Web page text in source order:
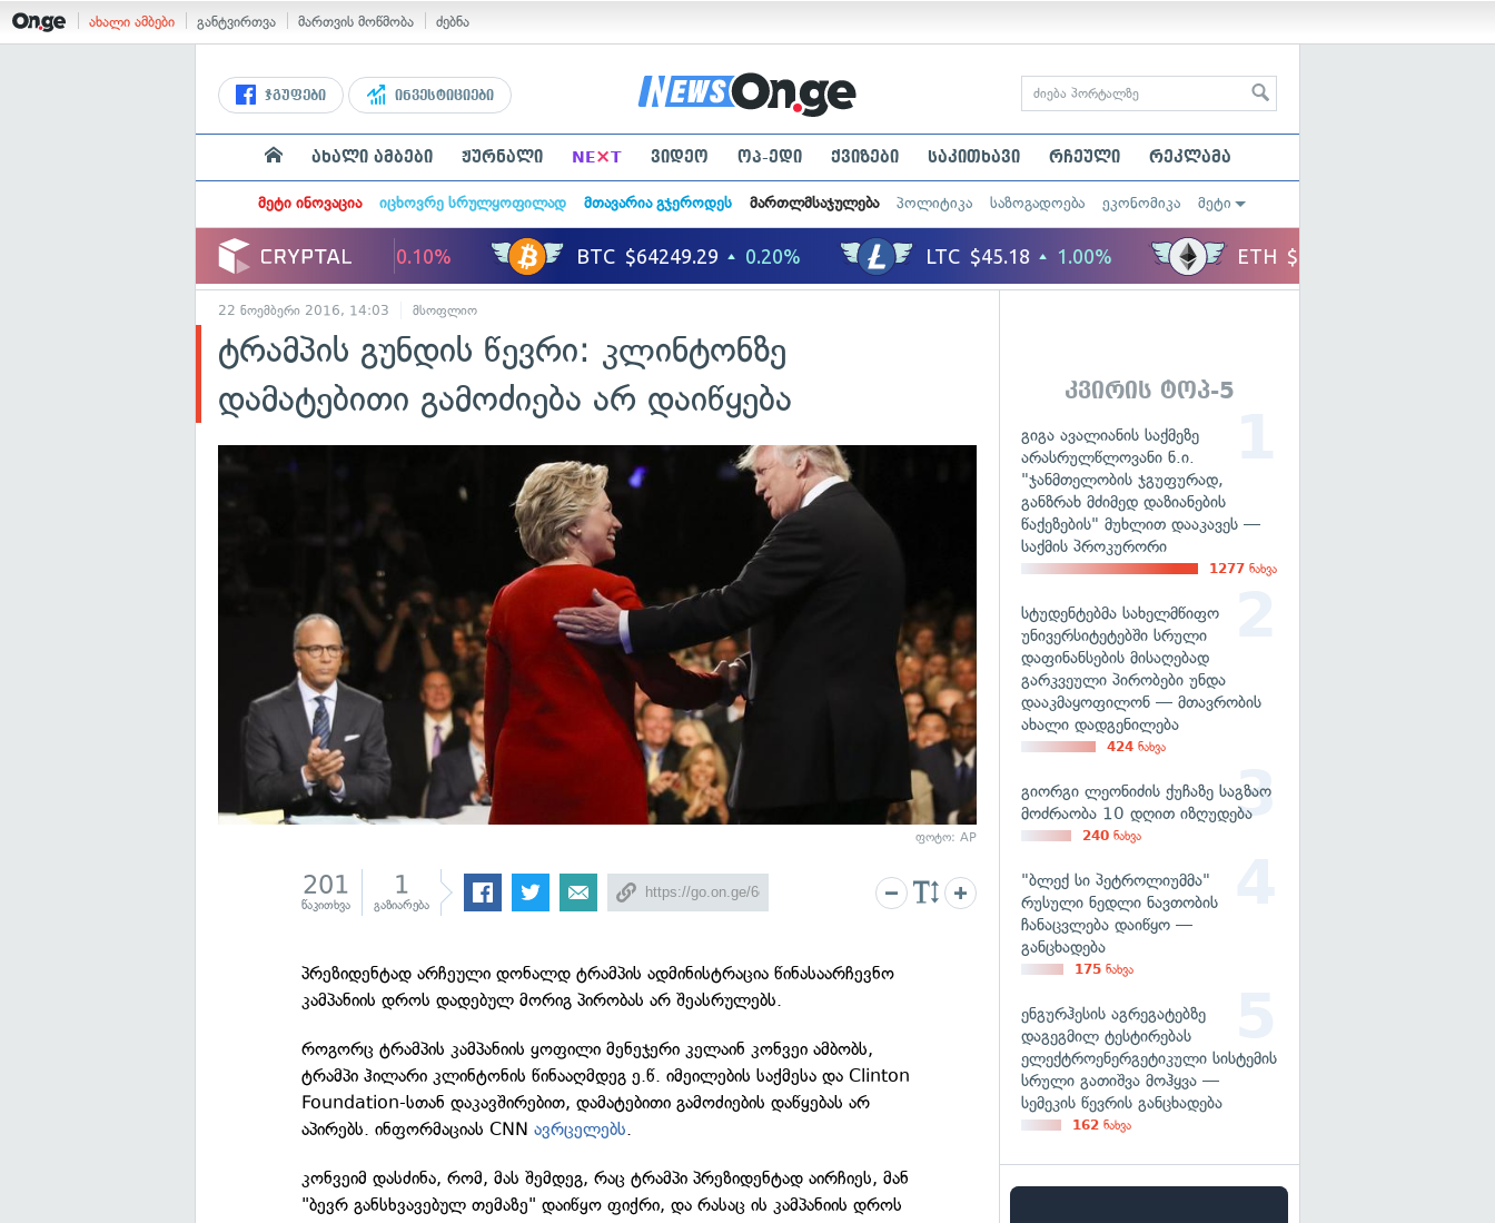
ახალი ამბები განტვირთვა მართვის მოწმობა ძებნა
ჯგუფები ინვესტიციები
ახალი ამბები ჟურნალი NE×T ვიდეო ოპ-ედი ქვიზები საკითხავი რჩეული რეკლამა
მეტი ინოვაცია იცხოვრე სრულყოფილად მთავარია გჯეროდეს მართლმსაჯულება პოლიტიკა საზოგადოება ეკონომიკა მეტი
22 ნოემბერი 2016, 14:03 მსოფლიო
ტრამპის გუნდის წევრი: კლინტონზე
დამატებითი გამოძიება არ დაიწყება
ფოტო: AP
201
წაკითხვა
1
გაზიარება
პრეზიდენტად არჩეული დონალდ ტრამპის ადმინისტრაცია წინასაარჩევნო
კამპანიის დროს დადებულ მორიგ პირობას არ შეასრულებს.
როგორც ტრამპის კამპანიის ყოფილი მენეჯერი კელაინ კონვეი ამბობს,
ტრამპი ჰილარი კლინტონის წინააღმდეგ ე.წ. იმეილების საქმესა და Clinton
Foundation-სთან დაკავშირებით, დამატებითი გამოძიების დაწყებას არ
აპირებს. ინფორმაციას CNNავრცელებს.
კონვეიმ დასძინა, რომ, მას შემდეგ, რაც ტრამპი პრეზიდენტად აირჩიეს, მან
"ბევრ განსხვავებულ თემაზე" დაიწყო ფიქრი, და რასაც ის კამპანიის დროს
კვირის ტოპ-5
გიგა ავალიანის საქმეზე
არასრულწლოვანი ნ.ი.
"ჯანმთელობის ჯგუფურად,
განზრახ მძიმედ დაზიანების
წაქეზების" მუხლით დააკავეს —
საქმის პროკურორი
1277 ნახვა
სტუდენტებმა სახელმწიფო
უნივერსიტეტებში სრული
დაფინანსების მისაღებად
გარკვეული პირობები უნდა
დააკმაყოფილონ — მთავრობის
ახალი დადგენილება
424 ნახვა
გიორგი ლეონიძის ქუჩაზე საგზაო
მოძრაობა 10 დღით იზღუდება
240 ნახვა
"ბლექ სი პეტროლიუმმა"
რუსული ნედლი ნავთობის
ჩანაცვლება დაიწყო —
განცხადება
175 ნახვა
ენგურჰესის აგრეგატებზე
დაგეგმილ ტესტირებას
ელექტროენერგეტიკული სისტემის
სრული გათიშვა მოჰყვა —
სემეკის წევრის განცხადება
162 ნახვა